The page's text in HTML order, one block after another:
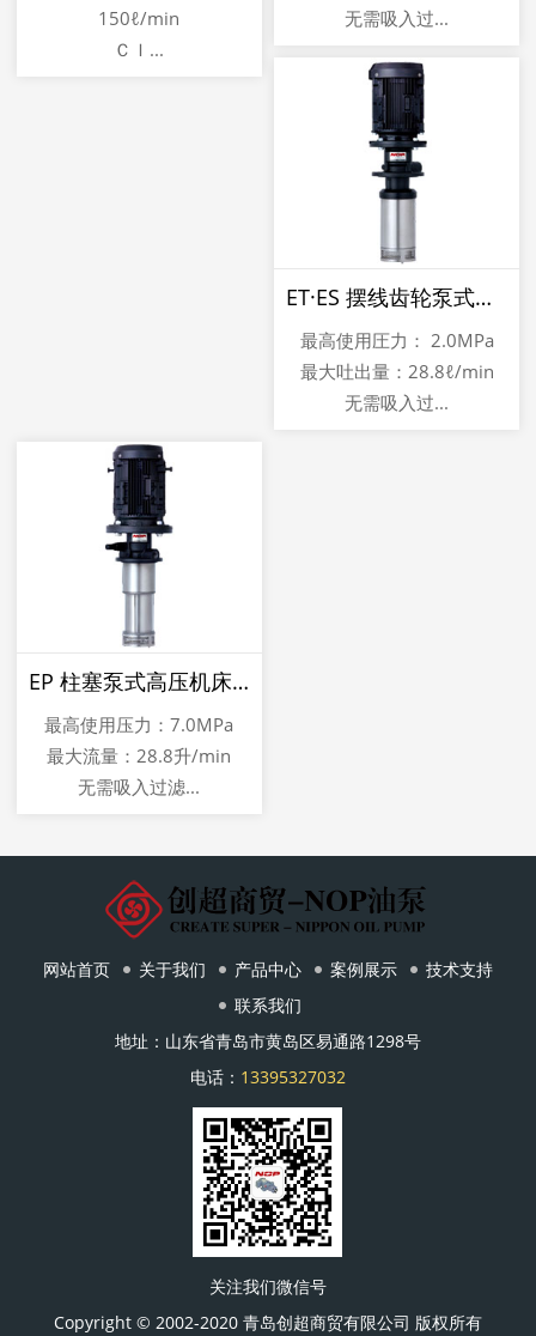
150ℓ/min
ＣＩ...
无需吸入过...
ET·ES 摆线齿轮泵式中压机床冷却泵NOP C
最高使用圧力： 2.0MPa
最大吐出量：28.8ℓ/min
无需吸入过...
EP 柱塞泵式高压机床冷却泵NOP COOLANT UNI
最高使用压力：7.0MPa
最大流量：28.8升/min
无需吸入过滤...
网站首页 关于我们 产品中心 案例展示
技术支持
联系我们
地址：山东省青岛市黄岛区易通路1298号
电话： 13395327032
关注我们微信号
Copyright © 2002-2020 青岛创超商贸有限公司 版权所有